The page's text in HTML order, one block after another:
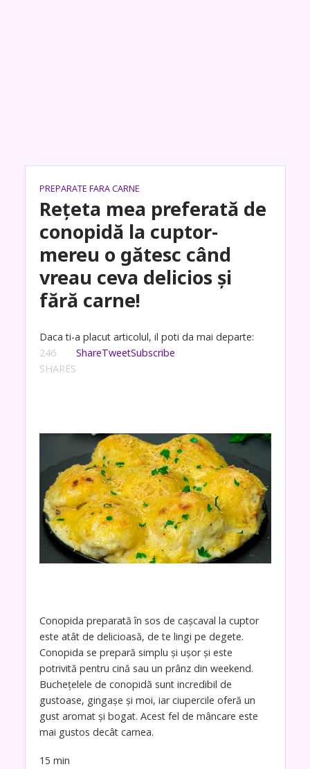
PREPARATE FARA CARNE
Rețeta mea preferată de
conopidă la cuptor-
mereu o gătesc când
vreau ceva delicios și
fără carne!
Daca ti-a placut articolul, il poti da mai departe:
246
SHARES
ShareTweetSubscribe
Conopida preparată în sos de cașcaval la cuptor
este atât de delicioasă, de te lingi pe degete.
Conopida se prepară simplu și ușor și este
potrivită pentru cină sau un prânz din weekend.
Buchețelele de conopidă sunt incredibil de
gustoase, gingașe și moi, iar ciupercile oferă un
gust aromat și bogat. Acest fel de mâncare este
mai gustos decât carnea.
15 min